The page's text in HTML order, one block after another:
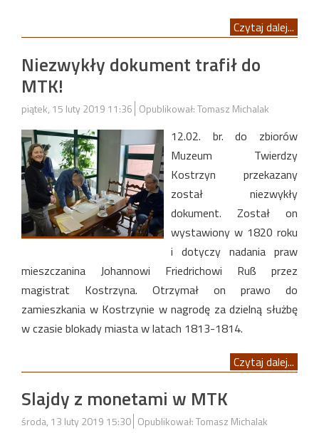
Czytaj dalej...
Niezwykły dokument trafił do
MTK!
piątek, 15 luty 2019 11:36 Opublikował: Tomasz Michalak
12.02. br. do zbiorów
Muzeum Twierdzy
Kostrzyn przekazany
został niezwykły
dokument. Został on
wystawiony w 1820 roku
i dotyczy nadania praw
mieszczanina Johannowi Friedrichowi Ruß przez
magistrat Kostrzyna. Otrzymał on prawo do
zamieszkania w Kostrzynie w nagrodę za dzielną służbę
w czasie blokady miasta w latach 1813-1814.
Czytaj dalej...
Slajdy z monetami w MTK
środa, 13 luty 2019 15:30 Opublikował: Tomasz Michalak